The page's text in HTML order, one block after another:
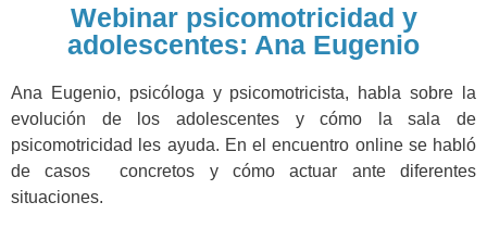
Webinar psicomotricidad y
adolescentes: Ana Eugenio
Ana Eugenio, psicóloga y psicomotricista, habla sobre la
evolución de los adolescentes y cómo la sala de
psicomotricidad les ayuda. En el encuentro online se habló
de casos concretos y cómo actuar ante diferentes
situaciones.